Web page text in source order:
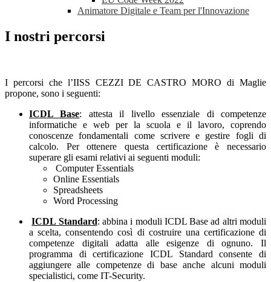
Animatore Digitale e Team per l'Innovazione
I nostri percorsi
I percorsi che l’IISS CEZZI DE CASTRO MORO di Maglie
propone, sono i seguenti:
ICDL Base: attesta il livello essenziale di competenze
informatiche e web per la scuola e il lavoro, coprendo
conoscenze fondamentali come scrivere e gestire fogli di
calcolo. Per ottenere questa certificazione è necessario
superare gli esami relativi ai seguenti moduli:
Computer Essentials
Online Essentials
Spreadsheets
Word Processing
ICDL Standard: abbina i moduli ICDL Base ad altri moduli
a scelta, consentendo così di costruire una certificazione di
competenze digitali adatta alle esigenze di ognuno. Il
programma di certificazione ICDL Standard consente di
aggiungere alle competenze di base anche alcuni moduli
specialistici, come IT-Security.